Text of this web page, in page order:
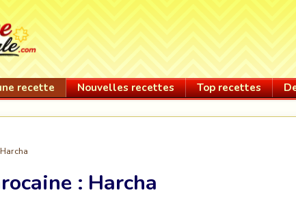
recette Nouvelles recettes Top recettes
Harcha
: Harcha